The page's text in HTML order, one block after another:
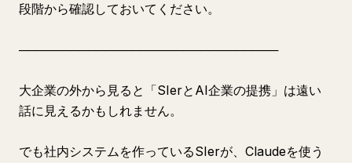
段階から確認しておいてください。
──────────────────────────────
大企業の外から見ると「SIerとAI企業の提携」は遠い
話に見えるかもしれません。
でも社内システムを作っているSIerが、Claudeを使う